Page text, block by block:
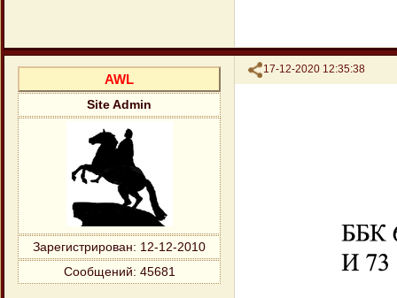
Поделиться
17-12-2020 12:35:38
AWL
Site Admin
Зарегистрирован: 12-12-2010
Сообщений: 45681